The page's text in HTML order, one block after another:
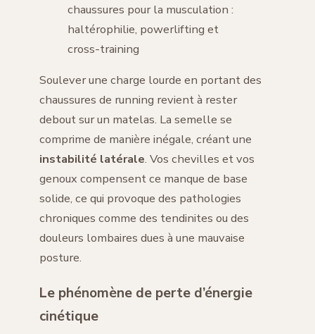
chaussures pour la musculation :
haltérophilie, powerlifting et
cross-training
Soulever une charge lourde en portant des
chaussures de running revient à rester
debout sur un matelas. La semelle se
comprime de manière inégale, créant une
instabilité latérale. Vos chevilles et vos
genoux compensent ce manque de base
solide, ce qui provoque des pathologies
chroniques comme des tendinites ou des
douleurs lombaires dues à une mauvaise
posture.
Le phénomène de perte d’énergie
cinétique